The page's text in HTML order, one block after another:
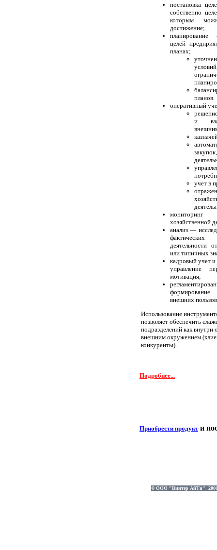
постановка
собственно
которым
достижение;
планирование
целей
планах;
планов.
оперативный
и
учет в
хозяйственной
анализ —
деятельности
или типичных
кадровый учет
управление
мотивация;
внешних
Использование
позволяет обеспечить
подразделений как внутри
внешним окружением
конкуренты).
Подробнее...
Приобрести продукти
© ООО "Винтер АйТи", 2006-